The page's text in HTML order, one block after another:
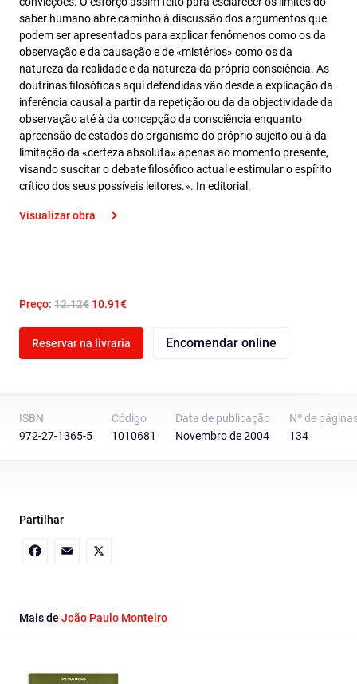
saber humano abre caminho à discussão dos argumentos que
podem ser apresentados para explicar fenómenos como os da
observação e da causação e de «mistérios» como os da
natureza da realidade e da natureza da própria consciência. As
doutrinas filosóficas aqui defendidas vão desde a explicação da
inferência causal a partir da repetição ou da da objectividade da
observação até à da concepção da consciência enquanto
apreensão de estados do organismo do próprio sujeito ou à da
limitação da «certeza absoluta» apenas ao momento presente,
visando suscitar o debate filosófico actual e estimular o espírito
crítico dos seus possíveis leitores.». In editorial.
Visualizar obra
Preço: 12.12€ 10.91€
Reservar na livraria Encomendar online
ISBN
972-27-1365-5
Código
1010681
Data de publicação
Novembro de 2004
Nº de
134
Partilhar
Mais de João Paulo Monteiro